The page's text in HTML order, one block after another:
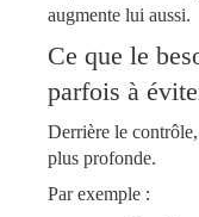
augmente lui aussi.
Ce que le
parfois à
Derrière le
plus profonde.
Par exemple :